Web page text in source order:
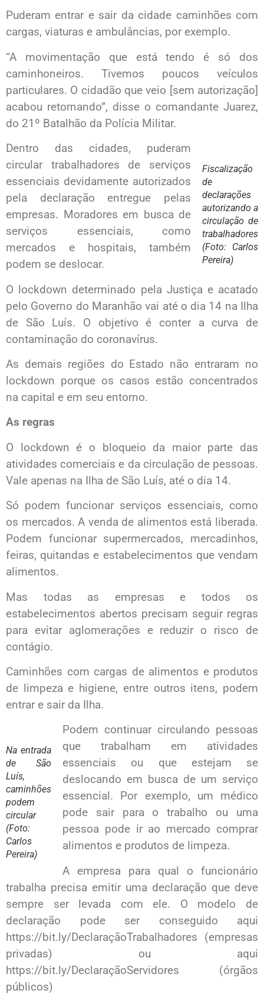
Puderam entrar e sair da cidade caminhões com
cargas, viaturas e ambulâncias, por exemplo.
“A movimentação que está tendo é só dos
caminhoneiros. Tivemos poucos veículos
particulares. O cidadão que veio [sem autorização]
acabou retornando”, disse o comandante Juarez,
do 21º Batalhão da Polícia Militar.
Fiscalização
de
declarações
autorizando a
circulação de
trabalhadores
(Foto: Carlos
Pereira)
Dentro das cidades, puderam
circular trabalhadores de serviços
essenciais devidamente autorizados
pela declaração entregue pelas
empresas. Moradores em busca de
serviços essenciais, como
mercados e hospitais, também
podem se deslocar.
O lockdown determinado pela Justiça e acatado
pelo Governo do Maranhão vai até o dia 14 na Ilha
de São Luís. O objetivo é conter a curva de
contaminação do coronavírus.
As demais regiões do Estado não entraram no
lockdown porque os casos estão concentrados
na capital e em seu entorno.
As regras
O lockdown é o bloqueio da maior parte das
atividades comerciais e da circulação de pessoas.
Vale apenas na Ilha de São Luís, até o dia 14.
Só podem funcionar serviços essenciais, como
os mercados. A venda de alimentos está liberada.
Podem funcionar supermercados, mercadinhos,
feiras, quitandas e estabelecimentos que vendam
alimentos.
Mas todas as empresas e todos os
estabelecimentos abertos precisam seguir regras
para evitar aglomerações e reduzir o risco de
contágio.
Caminhões com cargas de alimentos e produtos
de limpeza e higiene, entre outros itens, podem
entrar e sair da Ilha.
Na entrada
de São
Luís,
caminhões
podem
circular
(Foto:
Carlos
Pereira)
Podem continuar circulando pessoas
que trabalham em atividades
essenciais ou que estejam se
deslocando em busca de um serviço
essencial. Por exemplo, um médico
pode sair para o trabalho ou uma
pessoa pode ir ao mercado comprar
alimentos e produtos de limpeza.
A empresa para qual o funcionário
trabalha precisa emitir uma declaração que deve
sempre ser levada com ele. O modelo de
declaração pode ser conseguido aqui
https://bit.ly/DeclaraçãoTrabalhadores (empresas
privadas) ou aqui
https://bit.ly/DeclaraçãoServidores (órgãos
públicos)